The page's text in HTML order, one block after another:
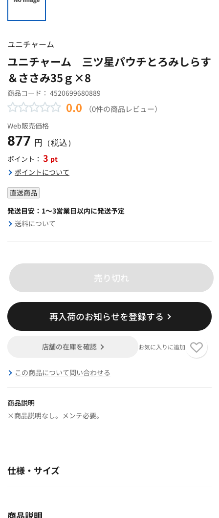
ユニチャーム
ユニチャーム 三ツ星パウチとろみしらす
＆ささみ35ｇ×8
商品コード： 4520699680889
0.0 （0件の商品レビュー）
Web販売価格
877 円（税込）
ポイント： 3 pt
ポイントについて
直送商品
発送目安：1～3営業日以内に発送予定
送料について
売り切れ
再入荷のお知らせを登録する
店舗の在庫を確認 お気に入りに追加
この商品について問い合わせる
商品説明
×商品説明なし。メンテ必要。
仕様・サイズ